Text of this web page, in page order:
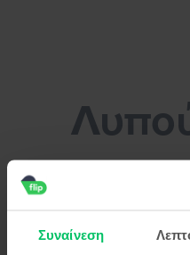
Συναίνεση
Μπορείς να
καφέ μέχρι να